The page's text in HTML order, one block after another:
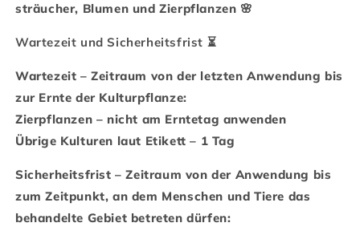
sträucher, Blumen und Zierpflanzen 🌸
Wartezeit und Sicherheitsfrist ⏳
Wartezeit – Zeitraum von der letzten Anwendung bis
zur Ernte der Kulturpflanze:
Zierpflanzen – nicht am Erntetag anwenden
Übrige Kulturen laut Etikett – 1 Tag
Sicherheitsfrist – Zeitraum von der Anwendung bis
zum Zeitpunkt, an dem Menschen und Tiere das
behandelte Gebiet betreten dürfen: